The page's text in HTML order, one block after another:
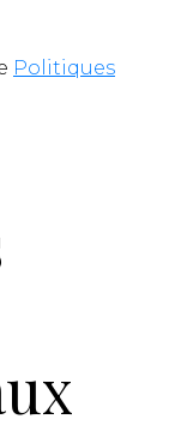
Politiques